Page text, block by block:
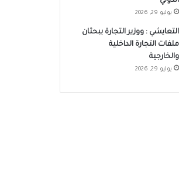
يوليو 29, 2026
التعايشي : ووزير التجارة يبحثان
ملفات التجارة الداخلية
والخارجية
يوليو 29, 2026